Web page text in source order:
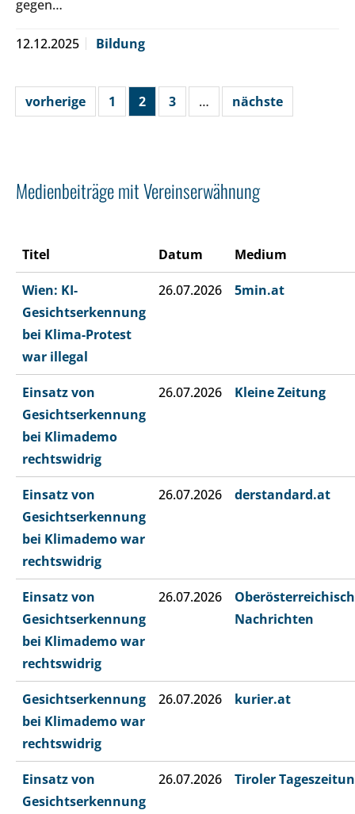
gegen…
12.12.2025 Bildung
vorherige 1 2 3 … nächste
Medienbeiträge mit Vereinserwähnung
Titel Datum Medium
Wien: KI-
Gesichtserkennung
bei Klima-Protest
war illegal
26.07.2026 5min.at
Einsatz von
Gesichtserkennung
bei Klimademo
rechtswidrig
26.07.2026 Kleine Zeitung
Einsatz von
Gesichtserkennung
bei Klimademo war
rechtswidrig
26.07.2026 derstandard.at
Einsatz von
Gesichtserkennung
bei Klimademo war
rechtswidrig
26.07.2026
Nachrichten
Gesichtserkennung
bei Klimademo war
rechtswidrig
26.07.2026 kurier.at
Einsatz von
Gesichtserkennung
26.07.2026 Tiroler